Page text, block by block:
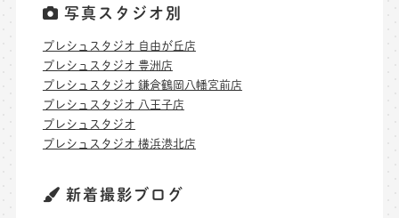
写真スタジオ別
プレシュスタジオ 自由が丘店
プレシュスタジオ 豊洲店
プレシュスタジオ 鎌倉鶴岡八幡宮前店
プレシュスタジオ 八王子店
プレシュスタジオ
プレシュスタジオ 横浜港北店
新着撮影ブログ